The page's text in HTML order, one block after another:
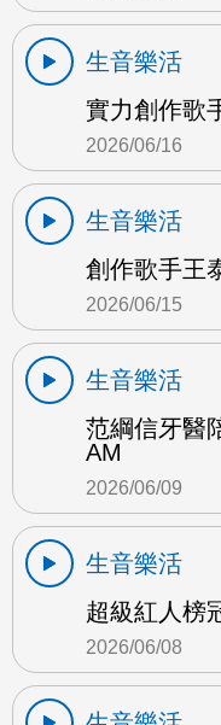
生音樂活
實力創作歌
2026/06/16
生音樂活
創作歌手王
2026/06/15
生音樂活
范綱信牙醫
AM
2026/06/09
生音樂活
超級紅人榜
2026/06/08